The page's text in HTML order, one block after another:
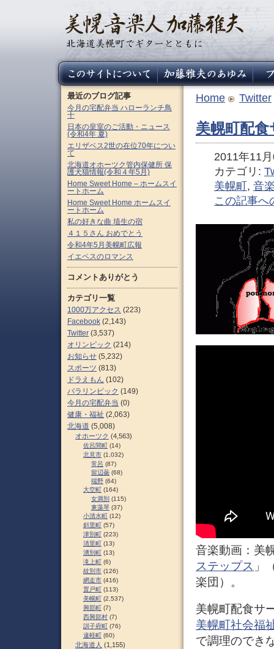
Home Twitter
美幌町配
2011年11
カテゴリ:
美幌町 , 音
この記事へ
音楽動画：美
ステップス 」
楽団）。
美幌町配食サ
美幌町社会福
で調理のでき
最近のブログ記事
今月の宅配弁当 ハローランチ鳥
十
日本の皇室のご活動・ニュース
(令和4年 夏)
エリザベス2世の在位70年につい
て
北海道オホーツク管内保健所 保
護犬猫情報(令和４年5月)
Home Sweet Home – ホームスイ
ートホーム
Home Sweet Home ホームスイ
ートホーム
私の好きな曲 埴生の宿
４１５さん おめでとう
令和4年5月美幌町広報
イエペスのロマンス
コメントありがとう
カテゴリ一覧
1000万アクセス (223)
Facebook (2,143)
Twitter (3,537)
オリンピック (214)
お知らせ (5,232)
スポーツ (813)
ドラえもん (102)
パラリンピック (149)
今月の宅配弁当 (0)
健康・福祉 (2,063)
北海道 (5,008)
オホーツク (4,563)
佐呂間町 (14)
北見市 (1,032)
常呂 (87)
留辺蘂 (68)
端野 (64)
大空町 (164)
女満別 (115)
東藻琴 (37)
小清水町 (12)
斜里町 (57)
津別町 (223)
清里町 (13)
湧別町 (13)
滝上町 (6)
紋別市 (126)
網走市 (416)
置戸町 (113)
美幌町 (2,537)
興部町 (7)
西興部村 (7)
訓子府町 (76)
遠軽町 (60)
北海道人 (1,155)